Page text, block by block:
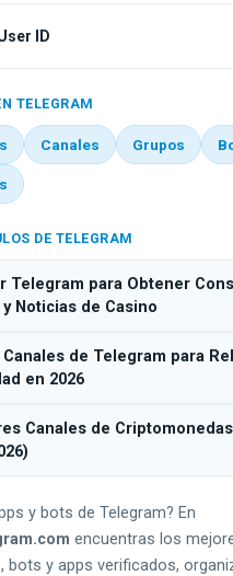
ID
TELEGRAM
Canales Grupos
DE TELEGRAM
Telegram para Obtener
Noticias de Casino
de Telegram para
en 2026
Canales de
y bots de Telegram? En
encuentras los
bots y apps verificados,